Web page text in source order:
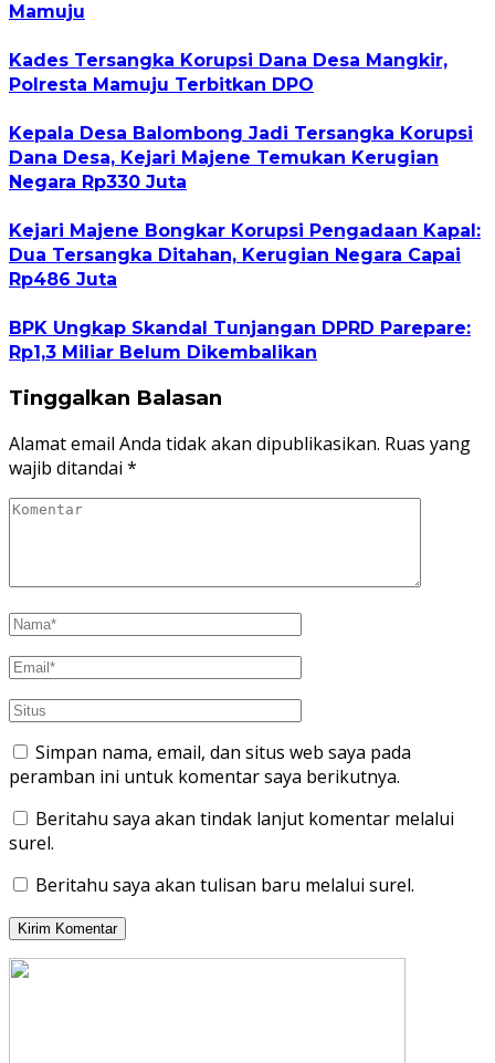
Mamuju
Kades Tersangka Korupsi Dana Desa Mangkir,
Polresta Mamuju Terbitkan DPO
Kepala Desa Balombong Jadi Tersangka Korupsi
Dana Desa, Kejari Majene Temukan Kerugian
Negara Rp330 Juta
Kejari Majene Bongkar Korupsi Pengadaan Kapal:
Dua Tersangka Ditahan, Kerugian Negara Capai
Rp486 Juta
BPK Ungkap Skandal Tunjangan DPRD Parepare:
Rp1,3 Miliar Belum Dikembalikan
Tinggalkan Balasan
Alamat email Anda tidak akan dipublikasikan. Ruas yang
wajib ditandai *
Simpan nama, email, dan situs web saya pada
peramban ini untuk komentar saya berikutnya.
Beritahu saya akan tindak lanjut komentar melalui
surel.
Beritahu saya akan tulisan baru melalui surel.